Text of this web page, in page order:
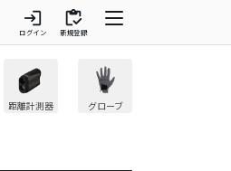
login
ログイン
inventory
新規登録
距離計測器 グローブ